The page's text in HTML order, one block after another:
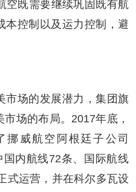
既需要继续巩固既有航
本控制以及运力控制，避
场的发展潜力，集团旗
场的布局。2017年底，
挪威航空阿根廷子公司
国内航线72条、国际航线
式运营，并在科尔多瓦设